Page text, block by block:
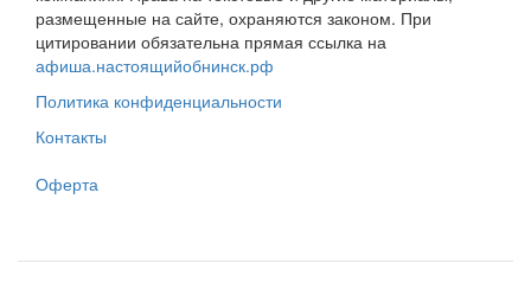
размещенные на сайте, охраняются законом. При
цитировании обязательна прямая ссылка на
афиша.настоящийобнинск.рф
Политика конфиденциальности
Контакты
Оферта